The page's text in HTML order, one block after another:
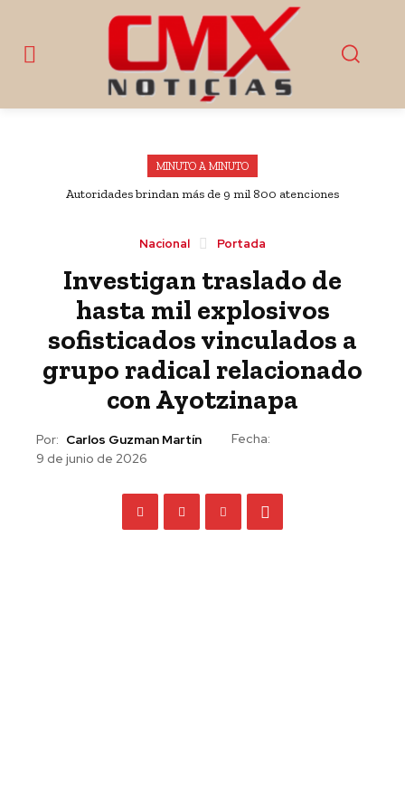
MINUTO A MINUTO
Autoridades brindan más de 9 mil 800 atenciones
Nacional Portada
Investigan traslado de
hasta mil explosivos
sofisticados vinculados a
grupo radical relacionado
con Ayotzinapa
Por: Carlos Guzman Martín
Fecha:
9 de junio de 2026